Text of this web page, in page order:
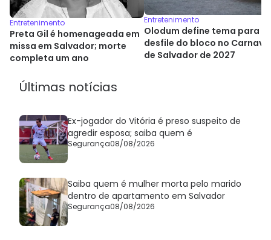
Entretenimento
Preta Gil é homenageada em
missa em Salvador; morte
completa um ano
Entretenimento
Olodum define tema para
desfile do bloco no
de Salvador de 2027
Últimas notícias
Ex-jogador do Vitória é preso suspeito de
agredir esposa; saiba quem é
Segurança08/08/2026
Saiba quem é mulher morta pelo marido
dentro de apartamento em Salvador
Segurança08/08/2026